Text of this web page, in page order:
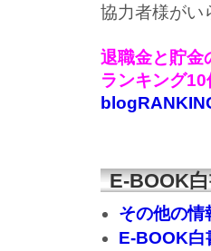
協力者様がい
退職金と貯金
ランキング
E-BOOK
その他の情
E-BOOK白